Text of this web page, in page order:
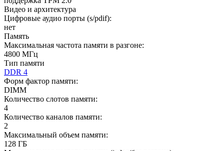
Видео и архитектура
Цифровые аудио порты (s/pdif):
нет
Память
Максимальная частота памяти в разгоне:
4800 МГц
Тип памяти
DDR 4
Форм фактор памяти:
DIMM
Количество слотов памяти:
4
Количество каналов памяти:
2
Максимальный объем памяти:
128 ГБ